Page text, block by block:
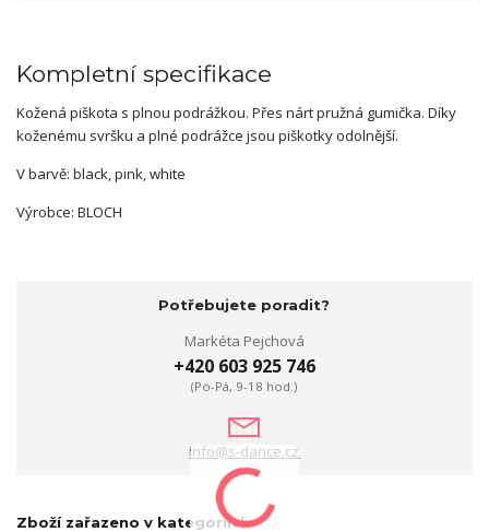
Kompletní specifikace
Kožená piškota s plnou podrážkou. Přes nárt pružná gumička. Díky
koženému svršku a plné podrážce jsou piškotky odolnější.
V barvě: black, pink, white
Výrobce: BLOCH
Potřebujete poradit?
Markéta Pejchová
+420 603 925 746
(Po-Pá, 9-18 hod.)
info@s-dance.cz
Zboží zařazeno v kategoriích